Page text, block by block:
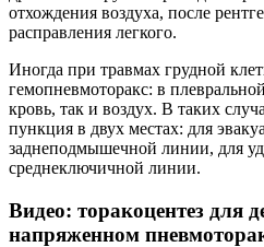
отхождения воздуха, после
расправления легкого.
Иногда при травмах грудной
гемопневмоторакс: в
кровь, так и воздух. В таких
пункция в двух местах: для
заднеподмышечной линии, для
среднеключичной линии.
Видео: торакоцентез для
напряженном